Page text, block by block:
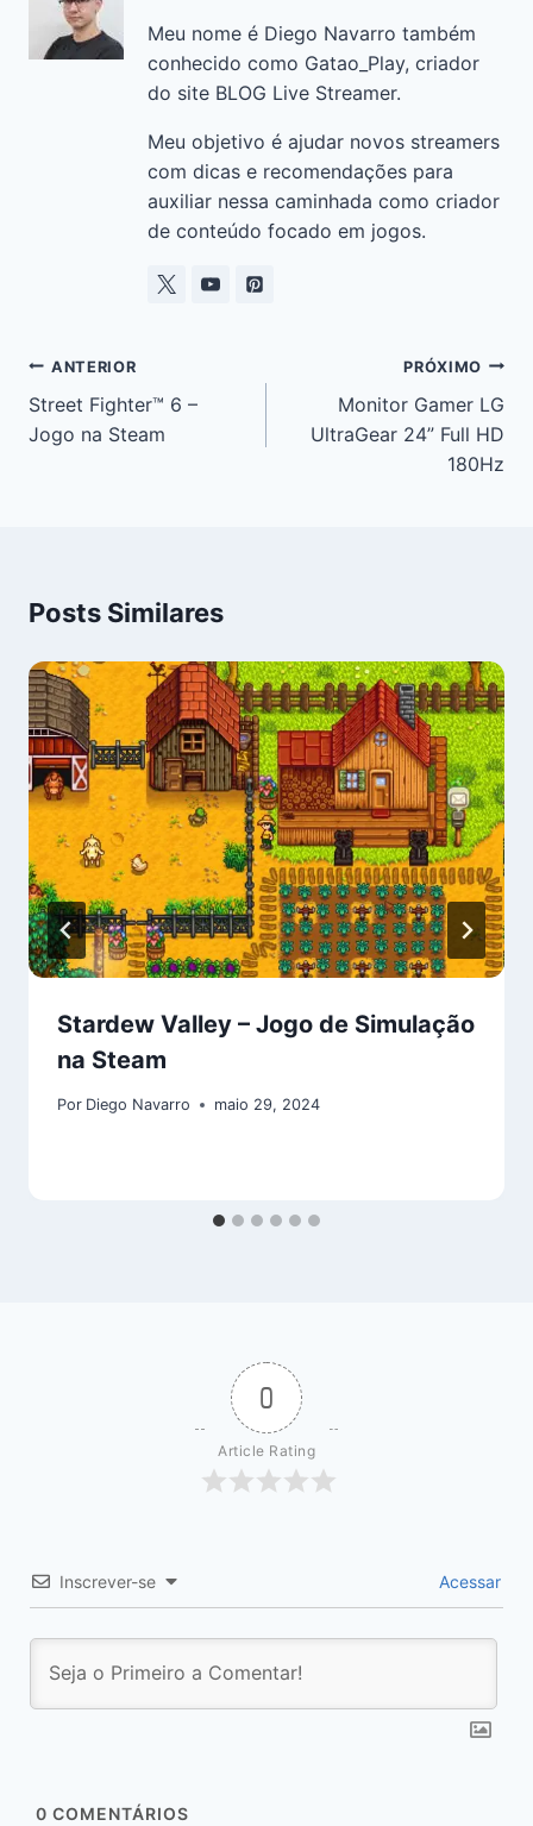
k
Meu nome é Diego Navarro também
conhecido como Gatao_Play, criador
do site BLOG Live Streamer.
Meu objetivo é ajudar novos streamers
com dicas e recomendações para
auxiliar nessa caminhada como criador
de conteúdo focado em jogos.
ANTERIOR
Street Fighter™ 6 –
Jogo na Steam
PRÓXIMO
Monitor Gamer LG
UltraGear 24” Full HD
180Hz
Posts Similares
Stardew Valley – Jogo de Simulação
na Steam
Por Diego Navarro maio 29, 2024
0
Article Rating
Inscrever-se Acessar
0 COMENTÁRIOS